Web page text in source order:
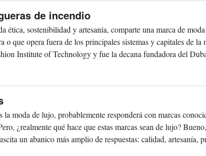
de incendio
ética, sostenibilidad y artesanía, comparte una marca de
o que opera fuera de los principales sistemas y capitales de la
Institute of Technology y fue la decana fundadora del
moda de lujo, probablemente responderá con marcas
¿realmente qué hace que estas marcas sean de lujo?
un abanico más amplio de respuestas: calidad, artesanía,